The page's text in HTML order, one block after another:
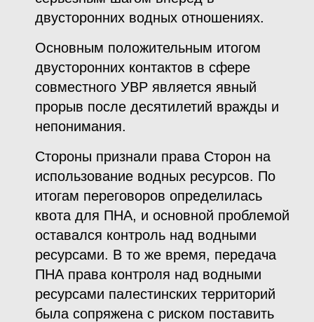
двусторонних водных отношениях.
Основным положительным итогом
двусторонних контактов в сфере
совместного УВР является явный
прорыв после десятилетий вражды и
непонимания.
Стороны признали права Сторон на
использование водных ресурсов. По
итогам переговоров определилась
квота для ПНА, и основной проблемой
оставался контроль над водными
ресурсами. В то же время, передача
ПНА права контроля над водными
ресурсами палестинских территорий
была сопряжена с риском поставить